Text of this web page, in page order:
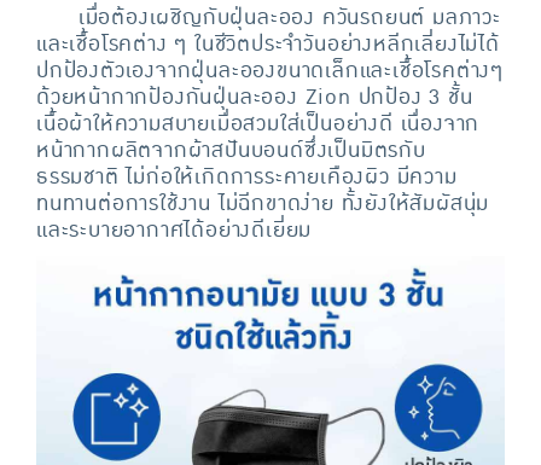
เมื่อต้องเผชิญกับฝุ่นละออง ควันรถยนต์ มลภาวะ
และเชื้อโรคต่าง ๆ ในชีวิตประจำวันอย่างหลีกเลี่ยงไม่ได้
ปกป้องตัวเองจากฝุ่นละอองขนาดเล็กและเชื้อโรคต่างๆ
ด้วยหน้ากากป้องกันฝุ่นละออง Zion ปกป้อง 3 ชั้น
เนื้อผ้าให้ความสบายเมื่อสวมใส่เป็นอย่างดี เนื่องจาก
หน้ากากผลิตจากผ้าสปันบอนด์ซึ่งเป็นมิตรกับ
ธรรมชาติ ไม่ก่อให้เกิดการระคายเคืองผิว มีความ
ทนทานต่อการใช้งาน ไม่ฉีกขาดง่าย ทั้งยังให้สัมผัสนุ่ม
และระบายอากาศได้อย่างดีเยี่ยม